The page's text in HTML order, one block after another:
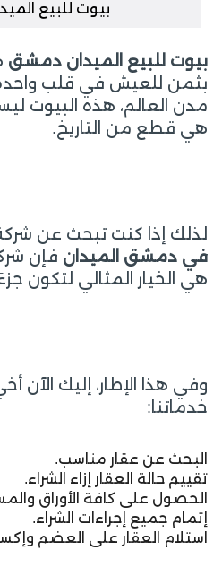
بيوت للبيع
بيوت للبيع الميدان دمشق
بثمن للعيش في قلب
مدن العالم، هذه البيوت
هي قطع من التاريخ.
لذلك إذا كنت تبحث عن
في دمشق الميدان فإن
هي الخيار المثالي لتكون
وفي هذا الإطار، إليك الآن
خدماتنا:
البحث عن عقار مناسب.
تقييم حالة العقار إزاء الشراء.
الحصول على كافة الأوراق
إتمام جميع إجراءات الشراء.
استلام العقار على العضم